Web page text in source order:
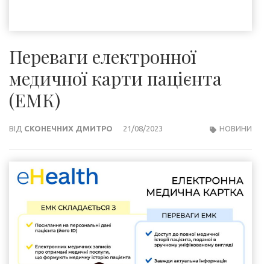
Переваги електронної
медичної карти пацієнта
(ЕМК)
ВІД СКОНЕЧНИХ ДМИТРО 21/08/2023 НОВИНИ